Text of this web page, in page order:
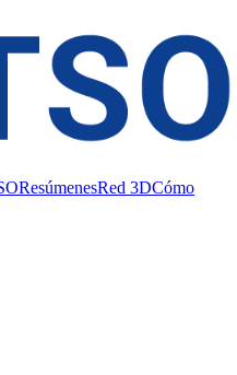
ResúmenesRed 3DCómo